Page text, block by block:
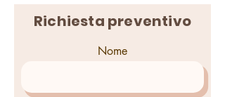
Richiesta preventivo
Nome